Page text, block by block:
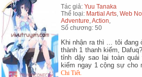
Tác giả:Yuu Tanaka
Thể loại: Martial Arts ,Web
Adventure ,Action
Số chương: 50
Khi nhận ra thì ... tôi
thành 1 thanh kiếm,
tỉnh dậy sao lại toàn
kiếm ngay 1 cộng sự cho
Chi Tiết.